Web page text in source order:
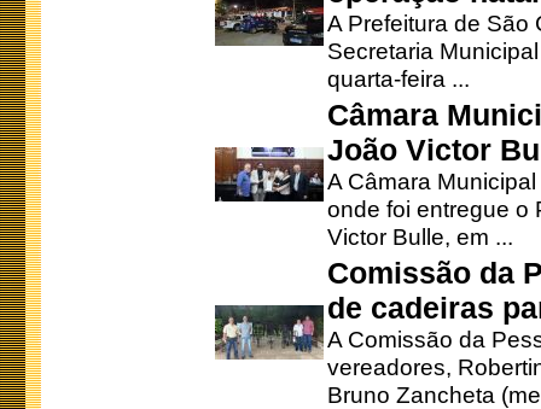
A Prefeitura de São
Secretaria
quarta-feira ...
Câmara
João Victor
A Câmara
onde foi entregue o
Victor Bulle, em ...
Comissão da
de cadeiras
A Comissão da
vereadores,
Bruno Zancheta